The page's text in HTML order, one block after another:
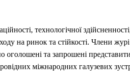
технологічної
на ринок та стійкості. Члени
оголошені та запрошені
міжнародних галузевих